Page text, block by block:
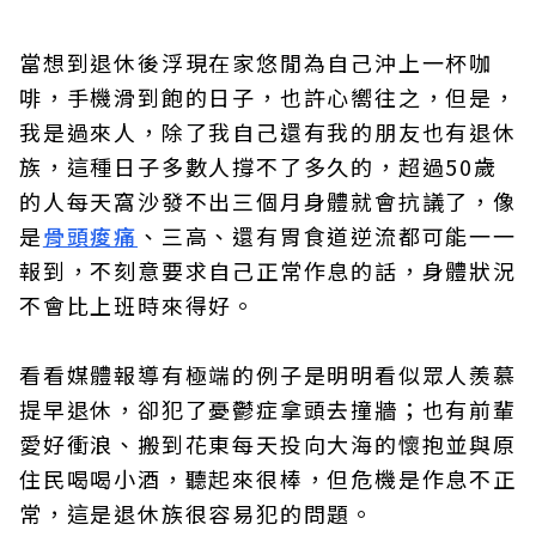
當想到退休後浮現在家悠閒為自己沖上一杯咖
啡，手機滑到飽的日子，也許心嚮往之，但是，
我是過來人，除了我自己還有我的朋友也有退休
族，這種日子多數人撐不了多久的，超過50歲
的人每天窩沙發不出三個月身體就會抗議了，像
是骨頭痠痛 、三高、還有胃食道逆流都可能一一
報到，不刻意要求自己正常作息的話，身體狀況
不會比上班時來得好。
看看媒體報導有極端的例子是明明看似眾人羨慕
提早退休，卻犯了憂鬱症拿頭去撞牆；也有前輩
愛好衝浪、搬到花東每天投向大海的懷抱並與原
住民喝喝小酒，聽起來很棒，但危機是作息不正
常，這是退休族很容易犯的問題。